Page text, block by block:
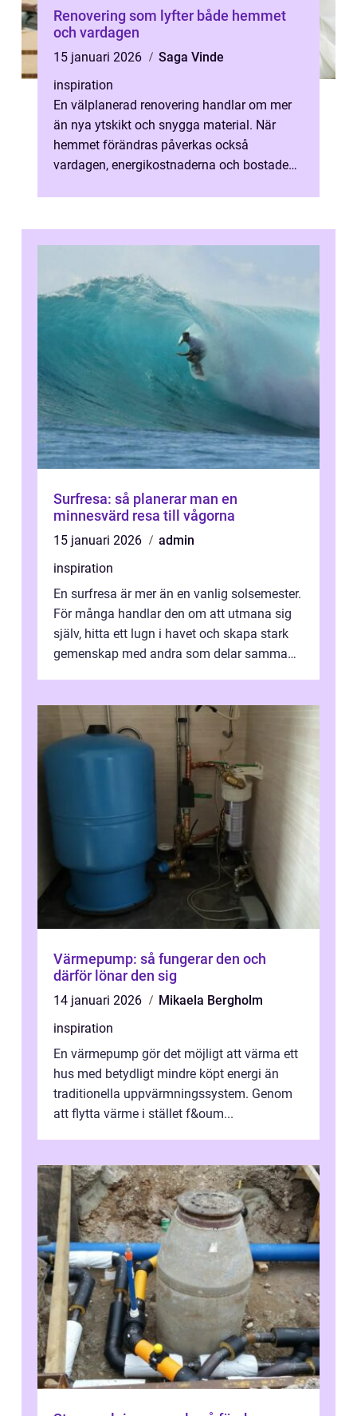
Renovering som lyfter både hemmet
och vardagen
15 januari 2026
Saga Vinde
inspiration
En välplanerad renovering handlar om mer
än nya ytskikt och snygga material. När
hemmet förändras påverkas också
vardagen, energikostnaderna och bostadens
Surfresa: så planerar man en
minnesvärd resa till vågorna
15 januari 2026
admin
inspiration
En surfresa är mer än en vanlig solsemester.
För många handlar den om att utmana sig
själv, hitta ett lugn i havet och skapa stark
gemenskap med andra som delar samma
Värmepump: så fungerar den och
därför lönar den sig
14 januari 2026
Mikaela Bergholm
inspiration
En värmepump gör det möjligt att värma ett
hus med betydligt mindre köpt energi än
traditionella uppvärmningssystem. Genom
att flytta värme i stället f&oum...